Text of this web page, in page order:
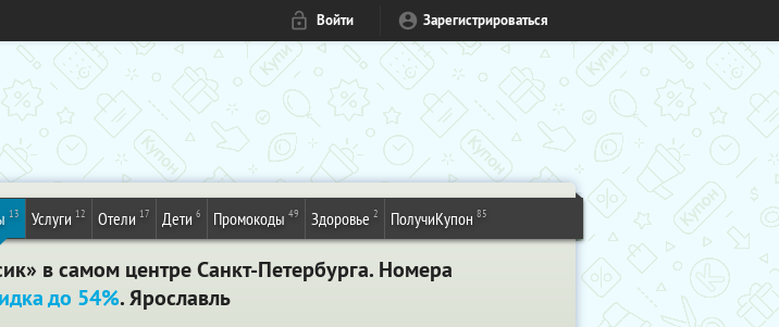
Войти Зарегистрироваться
13 Услуги 12 Отели 17 Дети 6 Промокоды 49 Здоровье 2 ПолучиКупон 85
в самом центре Санкт-Петербурга. Номера
до 54%. Ярославль